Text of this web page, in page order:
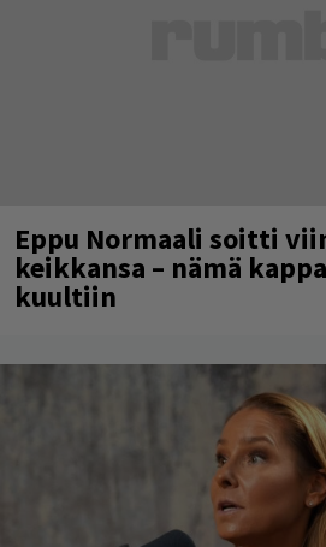
Eppu Normaali soitti
keikkansa – nämä
kuultiin